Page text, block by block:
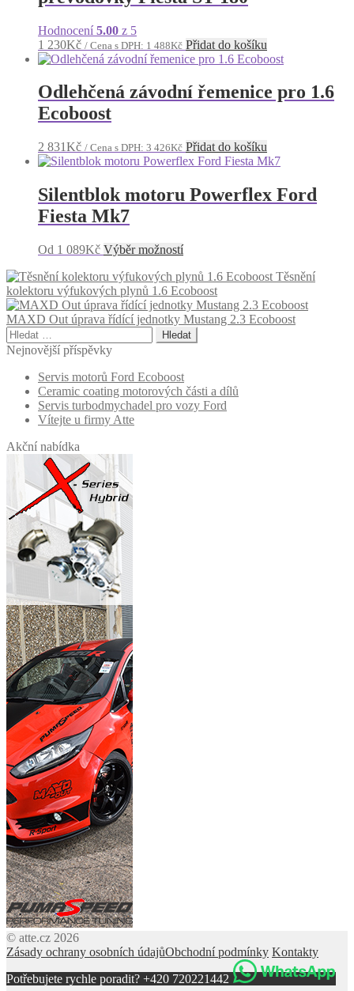
Hodnocení5.00 z 5
1 230Kč / Cena s DPH: 1 488Kč Přidat do košíku
Odlehčená závodní řemenice pro 1.6
Ecoboost
2 831Kč / Cena s DPH: 3 426Kč Přidat do košíku
Silentblok motoru Powerflex Ford
Fiesta Mk7
Od 1 089Kč Výběr možnostíTento
má
více
variant.
Možnosti
lze
stránce
produktu
Těsnění
kolektoru výfukových plynů 1.6 Ecoboost
MAXD Out úprava řídící jednotky Mustang 2.3 Ecoboost
Vyhledávání
Nejnovější příspěvky
Servis motorů Ford Ecoboost
Ceramic coating motorových části a dílů
Servis turbodmychadel pro vozy Ford
Vítejte u firmy Atte
Akční nabídka
© atte.cz 2026
Zásady ochrany osobních údajůObchodní podmínky Kontakty
Potřebujete rychle poradit? +420 720221442